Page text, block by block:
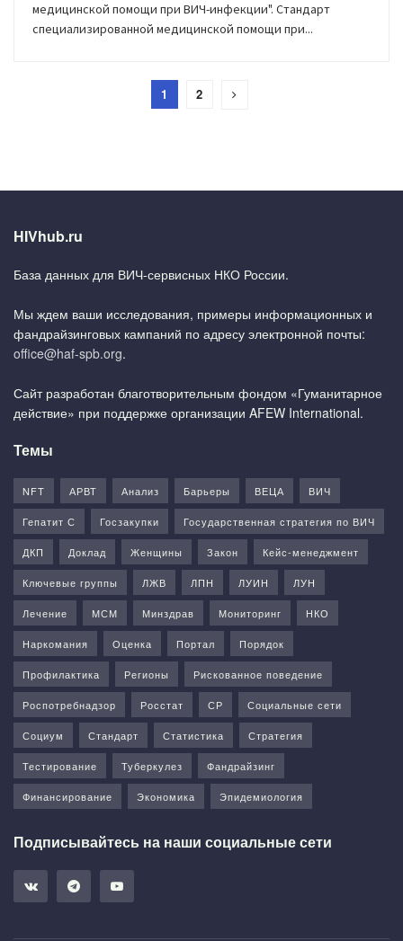
медицинской помощи при ВИЧ-инфекции". Стандарт
специализированной медицинской помощи при...
1 2
HIVhub.ru
База данных для ВИЧ-сервисных НКО России.
Мы ждем ваши исследования, примеры информационных и
фандрайзинговых кампаний по адресу электронной почты:
office@haf-spb.org.
Сайт разработан благотворительным фондом «Гуманитарное
действие» при поддержке организации AFEW International.
Темы
NFT АРВТ Анализ Барьеры ВЕЦА ВИЧ
Гепатит С Госзакупки Государственная стратегия по ВИЧ
ДКП Доклад Женщины Закон Кейс-менеджмент
Ключевые группы ЛЖВ ЛПН ЛУИН ЛУН
Лечение МСМ Минздрав Мониторинг НКО
Наркомания Оценка Портал Порядок
Профилактика Регионы Рискованное поведение
Роспотребнадзор Росстат СР Социальные сети
Социум Стандарт Статистика Стратегия
Тестирование Туберкулез Фандрайзинг
Финансирование Экономика Эпидемиология
Подписывайтесь на наши социальные сети